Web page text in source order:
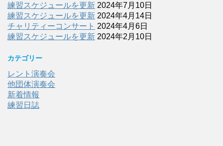
練習スケジュールを更新 2024年7月10日
練習スケジュールを更新 2024年4月14日
チャリティーコンサート 2024年4月6日
練習スケジュールを更新 2024年2月10日
カテゴリー
レント演奏会
他団体演奏会
新着情報
練習日誌